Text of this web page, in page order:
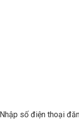
Nhập số điện thoại